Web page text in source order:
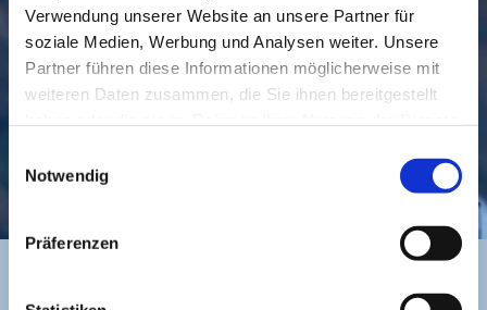
Verwendung unserer Website an unsere Partner für
soziale Medien, Werbung und Analysen weiter. Unsere
Partner führen diese Informationen möglicherweise mit
weiteren Daten zusammen, die Sie ihnen bereitgestellt
Notwendig
Präferenzen